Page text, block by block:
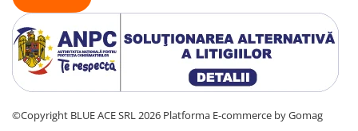
Paturici bebe
Patut bebe
Saltele copii
Sisteme de siguranta copii
Imbracaminte si incaltaminte
Body-uri copii
©Copyright BLUE ACE SRL 2026 Platforma E-commerce by Gomag